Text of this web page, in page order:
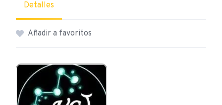
Detalles
Añadir a favoritos